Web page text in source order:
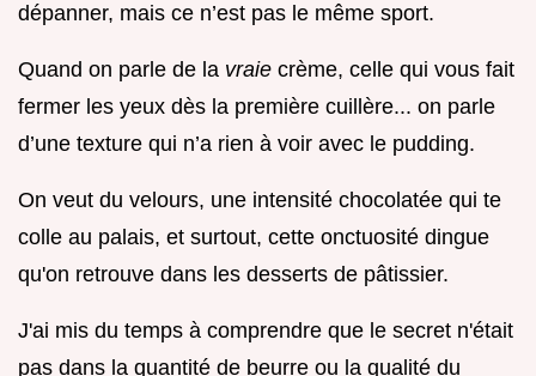
dépanner, mais ce n’est pas le même sport.
Quand on parle de la vraie crème, celle qui vous fait
fermer les yeux dès la première cuillère... on parle
d’une texture qui n’a rien à voir avec le pudding.
On veut du velours, une intensité chocolatée qui te
colle au palais, et surtout, cette onctuosité dingue
qu'on retrouve dans les desserts de pâtissier.
J'ai mis du temps à comprendre que le secret n'était
pas dans la quantité de beurre ou la qualité du